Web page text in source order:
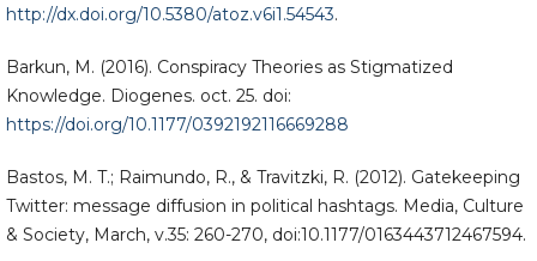
http://dx.doi.org/10.5380/atoz.v6i1.54543.
Barkun, M. (2016). Conspiracy Theories as Stigmatized
Knowledge. Diogenes. oct. 25. doi:
https://doi.org/10.1177/0392192116669288
Bastos, M. T.; Raimundo, R., & Travitzki, R. (2012). Gatekeeping
Twitter: message diffusion in political hashtags. Media, Culture
& Society, March, v.35: 260-270, doi:10.1177/0163443712467594.